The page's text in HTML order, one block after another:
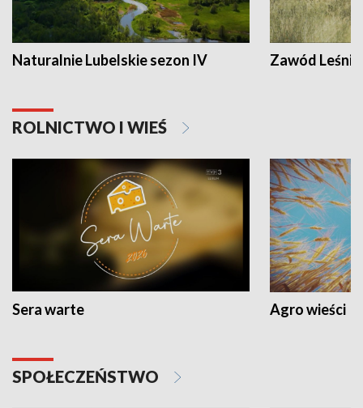
Naturalnie Lubelskie sezon IV Zawód Leśnik
ROLNICTWO I WIEŚ
Sera warte Agro wieści
SPOŁECZEŃSTWO